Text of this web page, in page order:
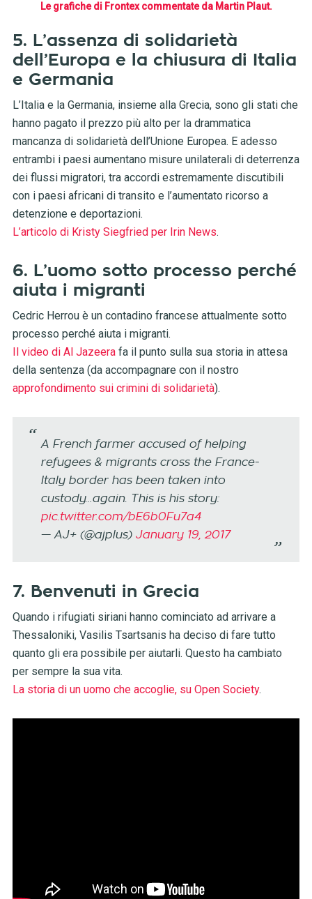
Le grafiche di Frontex commentate da Martin Plaut.
5. L’assenza di solidarietà
dell’Europa e la chiusura di Italia
e Germania
L’Italia e la Germania, insieme alla Grecia, sono gli stati che
hanno pagato il prezzo più alto per la drammatica
mancanza di solidarietà dell’Unione Europea. E adesso
entrambi i paesi aumentano misure unilaterali di deterrenza
dei flussi migratori, tra accordi estremamente discutibili
con i paesi africani di transito e l’aumentato ricorso a
detenzione e deportazioni.
L’articolo di Kristy Siegfried per Irin News.
6. L’uomo sotto processo perché
aiuta i migranti
Cedric Herrou è un contadino francese attualmente sotto
processo perché aiuta i migranti.
Il video di Al Jazeerafa il punto sulla sua storia in attesa
della sentenza (da accompagnare con il nostro
approfondimento sui crimini di solidarietà).
A French farmer accused of helping
refugees & migrants cross the France-
Italy border has been taken into
custody…again. This is his story:
pic.twitter.com/bE6b0Fu7a4
— AJ+ (@ajplus) January 19, 2017
7. Benvenuti in Grecia
Quando i rifugiati siriani hanno cominciato ad arrivare a
Thessaloniki, Vasilis Tsartsanis ha deciso di fare tutto
quanto gli era possibile per aiutarli. Questo ha cambiato
per sempre la sua vita.
La storia di un uomo che accoglie, su Open Society.